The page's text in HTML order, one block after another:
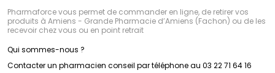
Pharmaforce vous permet de commander en ligne, de retirer vos
produits à Amiens - Grande Pharmacie d’Amiens (Fachon) ou de les
recevoir chez vous ou en point retrait
Qui sommes-nous ?
Contacter un pharmacien conseil par téléphone au 03 22 71 64 16